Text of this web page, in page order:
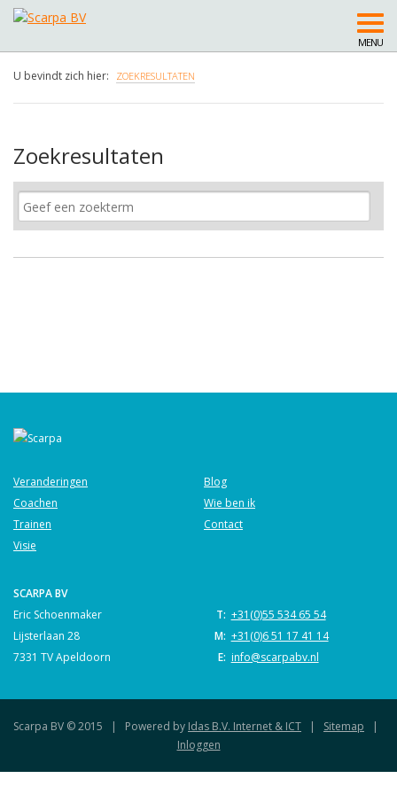
MENU
U bevindt zich hier: ZOEKRESULTATEN
Zoekresultaten
Veranderingen
Coachen
Trainen
Visie
Blog
Wie ben ik
Contact
SCARPA BV
Eric Schoenmaker
Lijsterlaan 28
7331 TV Apeldoorn
T: +31(0)55 534 65 54
M: +31(0)6 51 17 41 14
E: info@scarpabv.nl
Scarpa BV © 2015 | Powered by Idas B.V. Internet & ICT | Sitemap
|
Inloggen